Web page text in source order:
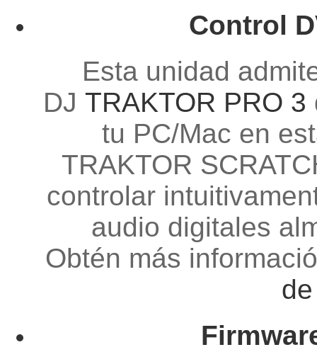
Control
Esta unidad
DJ TRAKTOR PRO 3
tu PC/Mac en
TRAKTOR
controlar
audio digitales
Obtén más